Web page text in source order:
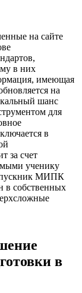
на сайте
в них
имеющая
на
шанс
для
в
за счет
ученику
МИПК
в собственных
в